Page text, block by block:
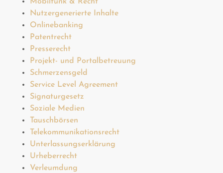
Nutzergenerierte Inhalte
Onlinebanking
Patentrecht
Presserecht
Projekt- und Portalbetreuung
Schmerzensgeld
Service Level Agreement
Signaturgesetz
Soziale Medien
Tauschbörsen
Telekommunikationsrecht
Unterlassungserklärung
Urheberrecht
Verleumdung